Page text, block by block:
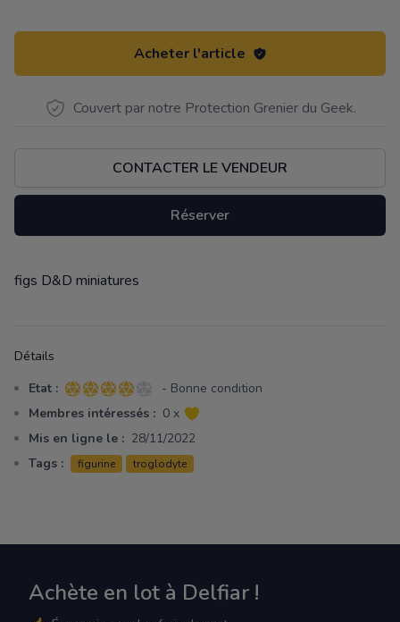
Acheter l'article
Couvert par notre Protection Grenier du Geek.
CONTACTER LE VENDEUR
Réserver
Description
figs D&D miniatures
Détails
Etat : 4 sur 5 étoiles
- Bonne condition
Membres intéressés : 0 x
Mis en ligne le : 28/11/2022
Tags :
figurine troglodyte
Achète en lot à Delfiar !